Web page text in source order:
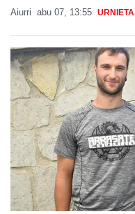
Aiurri abu 07, 13:55 URNIETA